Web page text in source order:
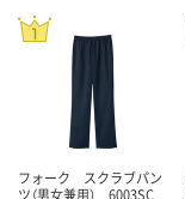
フォーク スクラブパン
ツ（男女兼用） 6003SC